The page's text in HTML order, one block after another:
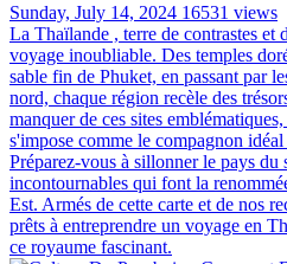
Sunday, July 14, 2024 16531 views
La Thaïlande , terre de contrastes et
voyage inoubliable. Des temples
sable fin de Phuket, en passant par
nord, chaque région recèle des
manquer de ces sites
s'impose comme le compagnon
Préparez-vous à sillonner le pays du
incontournables qui font la
Est. Armés de cette carte et de nos
prêts à entreprendre un voyage en
ce royaume fascinant.